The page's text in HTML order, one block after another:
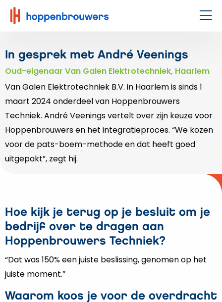
Hoppenbrouwers
|
leeft
In gesprek met André Veenings
Oud-eigenaar Van Galen Elektrotechniek, Haarlem
Van Galen Elektrotechniek B.V. in Haarlem is sinds 1
maart 2024 onderdeel van Hoppenbrouwers
Techniek. André Veenings vertelt over zijn keuze voor
Hoppenbrouwers en het integratieproces. “We kozen
voor de pats-boem-methode en dat heeft goed
uitgepakt”, zegt hij.
Hoe kijk je terug op je besluit om je
bedrijf over te dragen aan
Hoppenbrouwers Techniek?
“Dat was 150% een juiste beslissing, genomen op het
juiste moment.”
Waarom koos je voor de overdracht